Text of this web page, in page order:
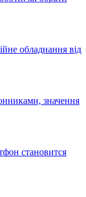
обладнання від
значення
становится